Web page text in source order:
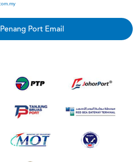
Penang Port Email